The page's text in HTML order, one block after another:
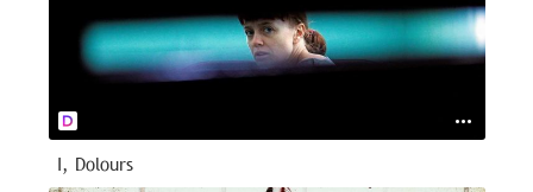
I, Dolours